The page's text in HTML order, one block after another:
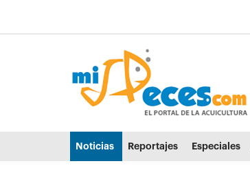
Ir al menú principal (alt + u)
Noticias Reportajes Especiales